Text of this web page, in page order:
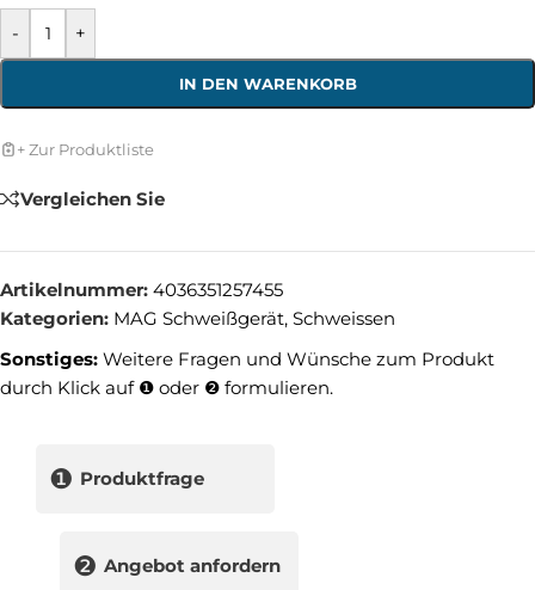
- +
IN DEN WARENKORB
+ Zur Produktliste
Vergleichen Sie
Artikelnummer: 4036351257455
Kategorien: MAG Schweißgerät, Schweissen
Sonstiges: Weitere Fragen und Wünsche zum Produkt
durch Klick auf ❶ oder ❷ formulieren.
❶ Produktfrage
❷ Angebot anfordern